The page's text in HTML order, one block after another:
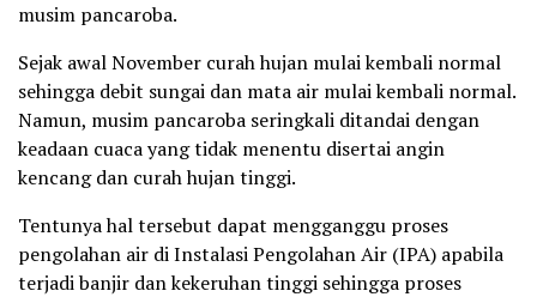
musim pancaroba.
Sejak awal November curah hujan mulai kembali normal
sehingga debit sungai dan mata air mulai kembali normal.
Namun, musim pancaroba seringkali ditandai dengan
keadaan cuaca yang tidak menentu disertai angin
kencang dan curah hujan tinggi.
Tentunya hal tersebut dapat mengganggu proses
pengolahan air di Instalasi Pengolahan Air (IPA) apabila
terjadi banjir dan kekeruhan tinggi sehingga proses